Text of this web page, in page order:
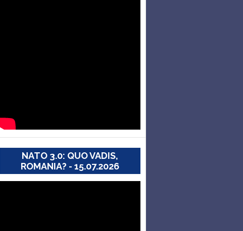
NATO 3.0: QUO VADIS,
ROMANIA? - 15.07.2026